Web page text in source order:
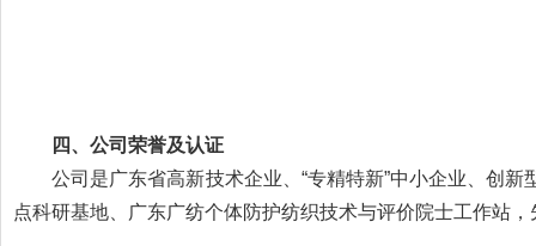
四、 公司荣誉及认证
公司是广东省高新技术企业、“专精特新”中小企业、创新
点科研基地、广东广纺个体防护纺织技术与评价院士工作站